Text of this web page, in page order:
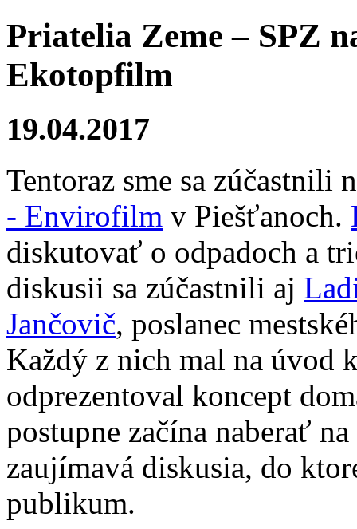
Priatelia Zeme – SPZ
Ekotopfilm
19.04.2017
Tentoraz sme sa zúčastnili
- Envirofilm v Piešťanoch.
diskutovať o odpadoch a
diskusii sa zúčastnili aj
Jančovič, poslanec
Každý z nich mal na úvod
odprezentoval koncept
postupne začína naberať
zaujímavá diskusia, do
publikum.